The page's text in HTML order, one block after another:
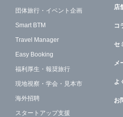
団体旅行・イベント企画
Smart BTM
Travel Manager
Easy Booking
福利厚生・報奨旅行
現地視察・学会・見本市
海外招聘
スタートアップ支援
店
コ
セ
メ
よ
お